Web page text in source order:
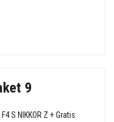
9
S NIKKOR Z + Gratis